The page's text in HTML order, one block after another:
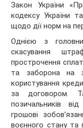
Закон України
кодексу України
щодо дії норм на
Однією з
скасування
прострочення
та заборона на
користування
за договором.
позичальників
грошові
воєнного стану та